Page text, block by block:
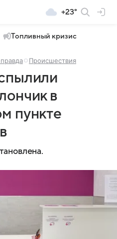
+23°
Топливный кризис
Происшествия
в
пункте